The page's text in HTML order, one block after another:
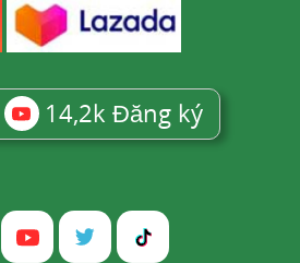
14,2k Đăng ký